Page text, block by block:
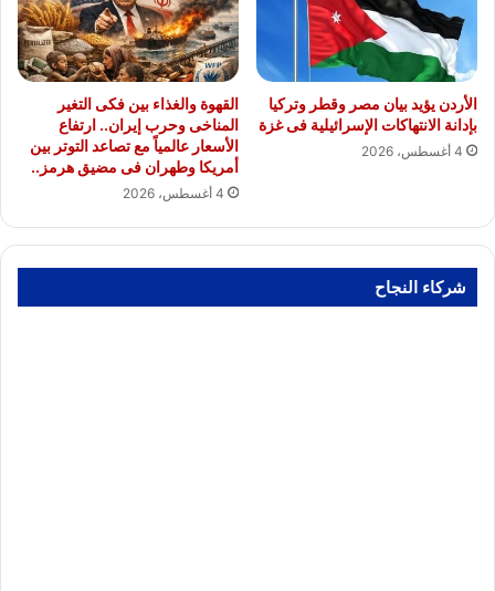
الأردن يؤيد بيان مصر وقطر وتركيا
بإدانة الانتهاكات الإسرائيلية فى غزة
4 أغسطس، 2026
القهوة والغذاء بين فكى التغير
المناخى وحرب إيران.. ارتفاع
الأسعار عالمياً مع تصاعد التوتر بين
أمريكا وطهران فى مضيق هرمز..
4 أغسطس، 2026
شركاء النجاح